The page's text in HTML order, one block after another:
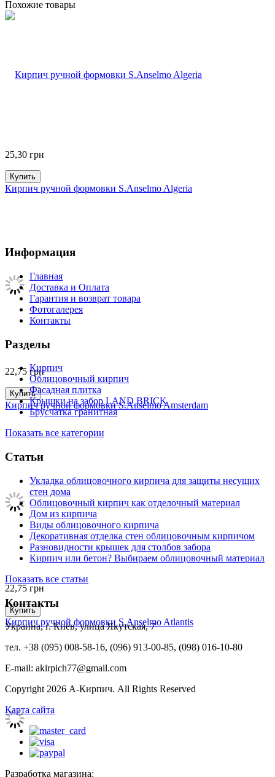
Похожие товары
25,30 грн
Купить
Кирпич ручной формовки S.Anselmo Algeria
22,75 грн
Купить
Кирпич ручной формовки S.Anselmo Amsterdam
22,75 грн
Купить
Кирпич ручной формовки S.Anselmo Atlantis
Информация
Главная
Доставка и Оплата
Гарантия и возврат товара
Фотогалерея
Контакты
Разделы
Кирпич
Облицовочный кирпич
Фасадная плитка
Крышки на забор LAND BRICK
Брусчатка гранитная
Показать все категории
Статьи
Укладка облицовочного кирпича для защиты несущих
стен дома
Облицовочный кирпич как отделочный материал
Дом из кирпича
Виды облицовочного кирпича
Декоративная отделка стен облицовочным кирпичом
Разновидности крышек для столбов забора
Кирпич или бетон? Выбираем облицовочный материал
Показать все статьи
Контакты
Украина, г. Киев, улица Якутская, 7
тел. +38 (095) 008-58-16, (096) 913-00-85, (098) 016-10-80
E-mail: akirpich77@gmail.com
Copyright 2026 А-Кирпич. All Rights Reserved
Карта сайта
Разработка магазина: